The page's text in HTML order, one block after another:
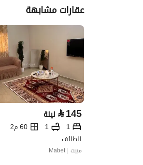
عقارات مشابهة
⃁145 ليلة
1
1
60 م2
الطائف
مبيت | Mabet